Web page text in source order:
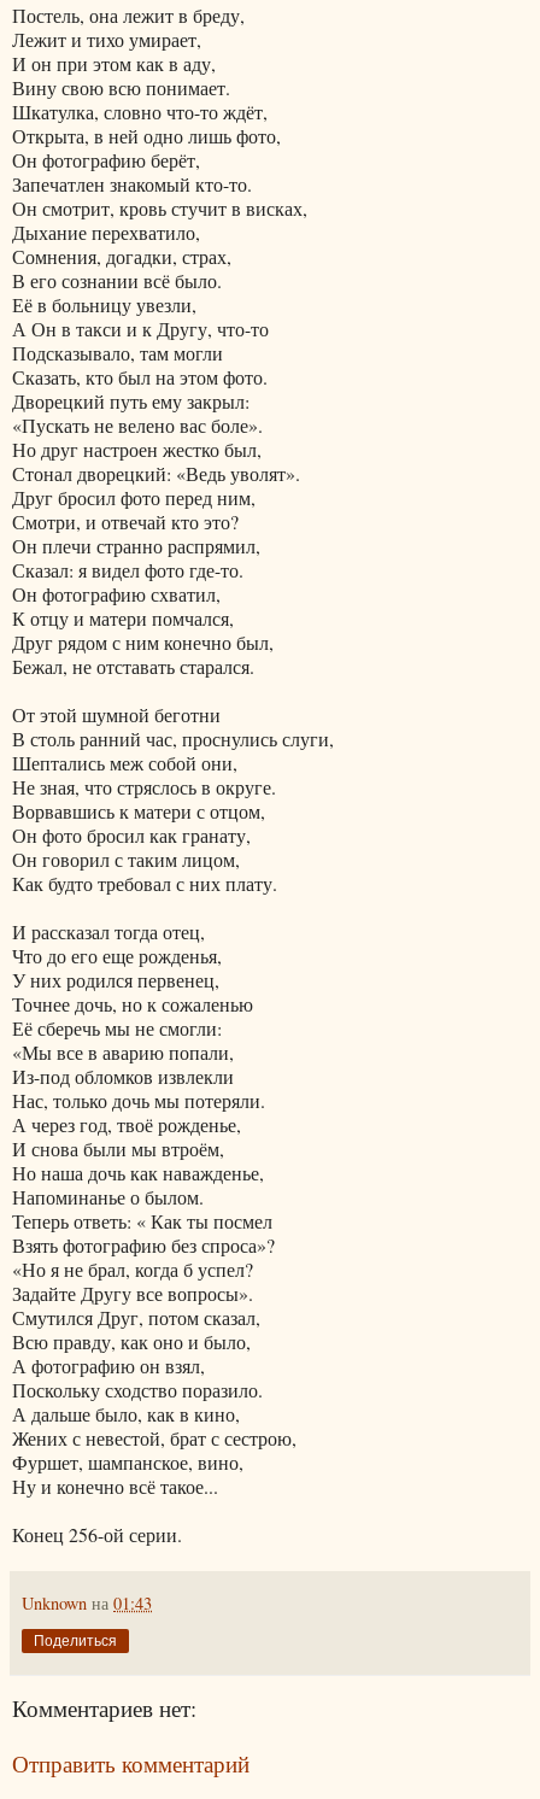
Постель, она лежит в бреду,
Лежит и тихо умирает,
И он при этом как в аду,
Вину свою всю понимает.
Шкатулка, словно что-то ждёт,
Открыта, в ней одно лишь фото,
Он фотографию берёт,
Запечатлен знакомый кто-то.
Он смотрит, кровь стучит в висках,
Дыхание перехватило,
Сомнения, догадки, страх,
В его сознании всё было.
Её в больницу увезли,
А Он в такси и к Другу, что-то
Подсказывало, там могли
Сказать, кто был на этом фото.
Дворецкий путь ему закрыл:
«Пускать не велено вас боле».
Но друг настроен жестко был,
Стонал дворецкий: «Ведь уволят».
Друг бросил фото перед ним,
Смотри, и отвечай кто это?
Он плечи странно распрямил,
Сказал: я видел фото где-то.
Он фотографию схватил,
К отцу и матери помчался,
Друг рядом с ним конечно был,
Бежал, не отставать старался.
От этой шумной беготни
В столь ранний час, проснулись слуги,
Шептались меж собой они,
Не зная, что стряслось в округе.
Ворвавшись к матери с отцом,
Он фото бросил как гранату,
Он говорил с таким лицом,
Как будто требовал с них плату.
И рассказал тогда отец,
Что до его еще рожденья,
У них родился первенец,
Точнее дочь, но к сожаленью
Её сберечь мы не смогли:
«Мы все в аварию попали,
Из-под обломков извлекли
Нас, только дочь мы потеряли.
А через год, твоё рожденье,
И снова были мы втроём,
Но наша дочь как наважденье,
Напоминанье о былом.
Теперь ответь: « Как ты посмел
Взять фотографию без спроса»?
«Но я не брал, когда б успел?
Задайте Другу все вопросы».
Смутился Друг, потом сказал,
Всю правду, как оно и было,
А фотографию он взял,
Поскольку сходство поразило.
А дальше было, как в кино,
Жених с невестой, брат с сестрою,
Фуршет, шампанское, вино,
Ну и конечно всё такое...
Конец 256-ой серии.
Unknown на 01:43
Поделиться
Комментариев нет:
Отправить комментарий